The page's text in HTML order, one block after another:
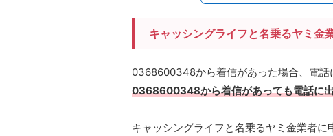
キャッシングライフと名乗るヤミ金
0368600348から着信があった場合、電話
0368600348から着信があっても電話に
キャッシングライフと名乗るヤミ金業者